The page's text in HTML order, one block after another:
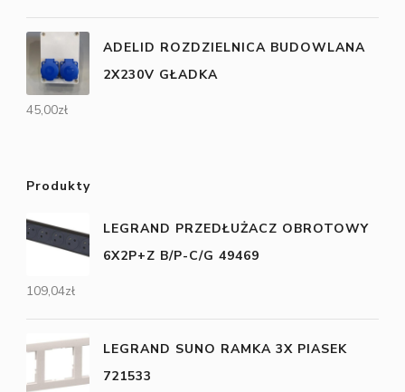
ADELID ROZDZIELNICA BUDOWLANA
2X230V GŁADKA
45,00zł
Produkty
LEGRAND PRZEDŁUŻACZ OBROTOWY
6X2P+Z B/P-C/G 49469
109,04zł
LEGRAND SUNO RAMKA 3X PIASEK
721533